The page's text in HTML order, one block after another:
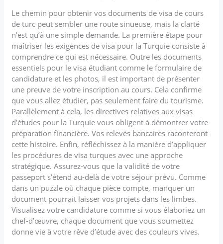
Le chemin pour obtenir vos documents de visa de cours
de turc peut sembler une route sinueuse, mais la clarté
n’est qu’à une simple demande. La première étape pour
maîtriser les exigences de visa pour la Turquie consiste à
comprendre ce qui est nécessaire. Outre les documents
essentiels pour le visa étudiant comme le formulaire de
candidature et les photos, il est important de présenter
une preuve de votre inscription au cours. Cela confirme
que vous allez étudier, pas seulement faire du tourisme.
Parallèlement à cela, les directives relatives aux visas
d’études pour la Turquie vous obligent à démontrer votre
préparation financière. Vos relevés bancaires raconteront
cette histoire. Enfin, réfléchissez à la manière d’appliquer
les procédures de visa turques avec une approche
stratégique. Assurez-vous que la validité de votre
passeport s’étend au-delà de votre séjour prévu. Comme
dans un puzzle où chaque pièce compte, manquer un
document pourrait laisser vos projets dans les limbes.
Visualisez votre candidature comme si vous élaboriez un
chef-d’œuvre, chaque document que vous soumettez
donne vie à votre rêve d’étude avec des couleurs vives.